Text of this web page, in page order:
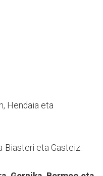
Hendaia eta
Biasteri eta Gasteiz.